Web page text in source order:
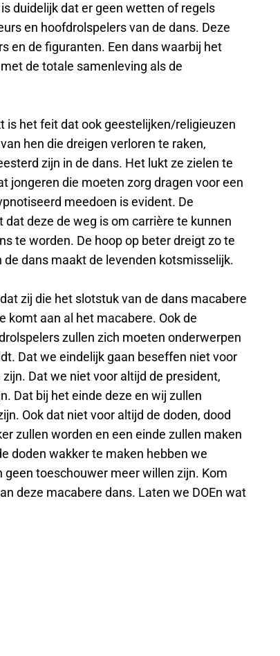
duidelijk dat er geen wetten of regels
en hoofdrolspelers van de dans. Deze
en de figuranten. Een dans waarbij het
de totale samenleving als de
is het feit dat ook geestelijken/religieuzen
hen die dreigen verloren te raken,
zijn in de dans. Het lukt ze zielen te
jongeren die moeten zorg dragen voor een
meedoen is evident. De
deze de weg is om carrière te kunnen
te worden. De hoop op beter dreigt zo te
dans maakt de levenden kotsmisselijk.
zij die het slotstuk van de dans macabere
komt aan al het macabere. Ook de
zullen zich moeten onderwerpen
Dat we eindelijk gaan beseffen niet voor
Dat we niet voor altijd de president,
Dat bij het einde deze en wij zullen
Ook dat niet voor altijd de doden, dood
zullen worden en een einde zullen maken
doden wakker te maken hebben we
geen toeschouwer meer willen zijn. Kom
deze macabere dans. Laten we DOEn wat